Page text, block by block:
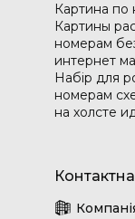
Картина
Картины
номерам
интернет
Набір для
номерам
на холсте